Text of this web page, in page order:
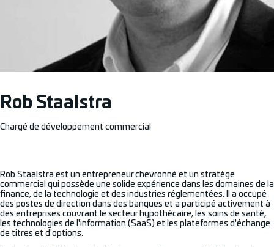
Rob Staalstra
Chargé de développement commercial
Rob Staalstra est un entrepreneur chevronné et un stratège
commercial qui possède une solide expérience dans les domaines de la
finance, de la technologie et des industries réglementées. Il a occupé
des postes de direction dans des banques et a participé activement à
des entreprises couvrant le secteur hypothécaire, les soins de santé,
les technologies de l'information (SaaS) et les plateformes d'échange
de titres et d'options.